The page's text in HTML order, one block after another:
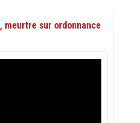
meurtre sur ordonnance